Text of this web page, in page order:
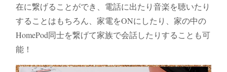
在に繋げることができ、電話に出たり音楽を聴いたり
することはもちろん、家電をONにしたり、家の中の
HomePod同士を繋げて家族で会話したりすることも可
能！